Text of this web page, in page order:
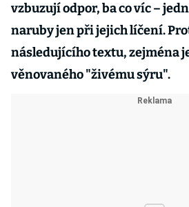
vzbuzují odpor, ba co víc –
naruby jen při jejich líčení.
následujícího textu, zejména
věnovaného "živému sýru".